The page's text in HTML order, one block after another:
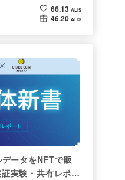
66.13 ALIS
46.20 ALIS
ータをNFTで販
実験・共有レポー